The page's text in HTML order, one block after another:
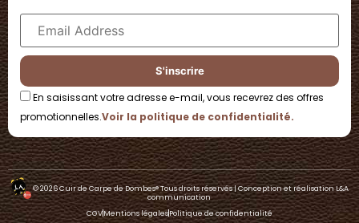
En saisissant votre adresse e-mail, vous recevrez des offres
promotionnelles.Voir la politique de confidentialité.
© 2026 Cuir de Carpe de Dombes®​ Tous droits réservés | Conception et réalisation L&A
communication
CGVMentions légalesPolitique de confidentialité